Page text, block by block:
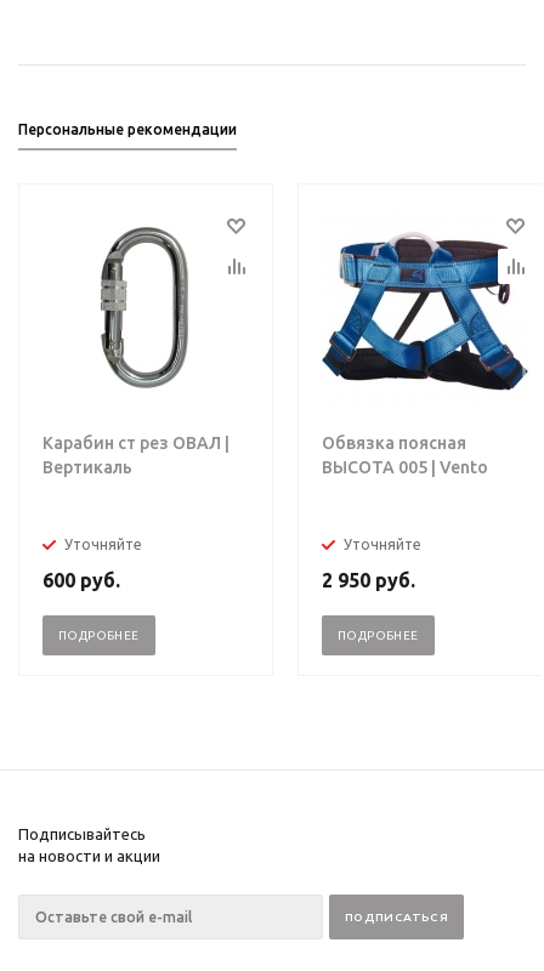
Персональные рекомендации
Карабин ст рез ОВАЛ |
Вертикаль
Уточняйте
600 руб.
ПОДРОБНЕЕ
Обвязка поясная
ВЫСОТА 005 | Vento
Уточняйте
2 950 руб.
ПОДРОБНЕЕ
Подписывайтесь
на новости и акции